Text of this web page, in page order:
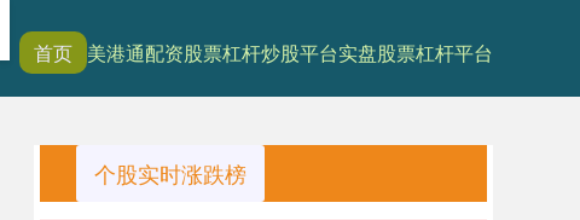
首页 美港通配资股票杠杆炒股平台实盘股票杠杆平台
个股实时涨跌榜